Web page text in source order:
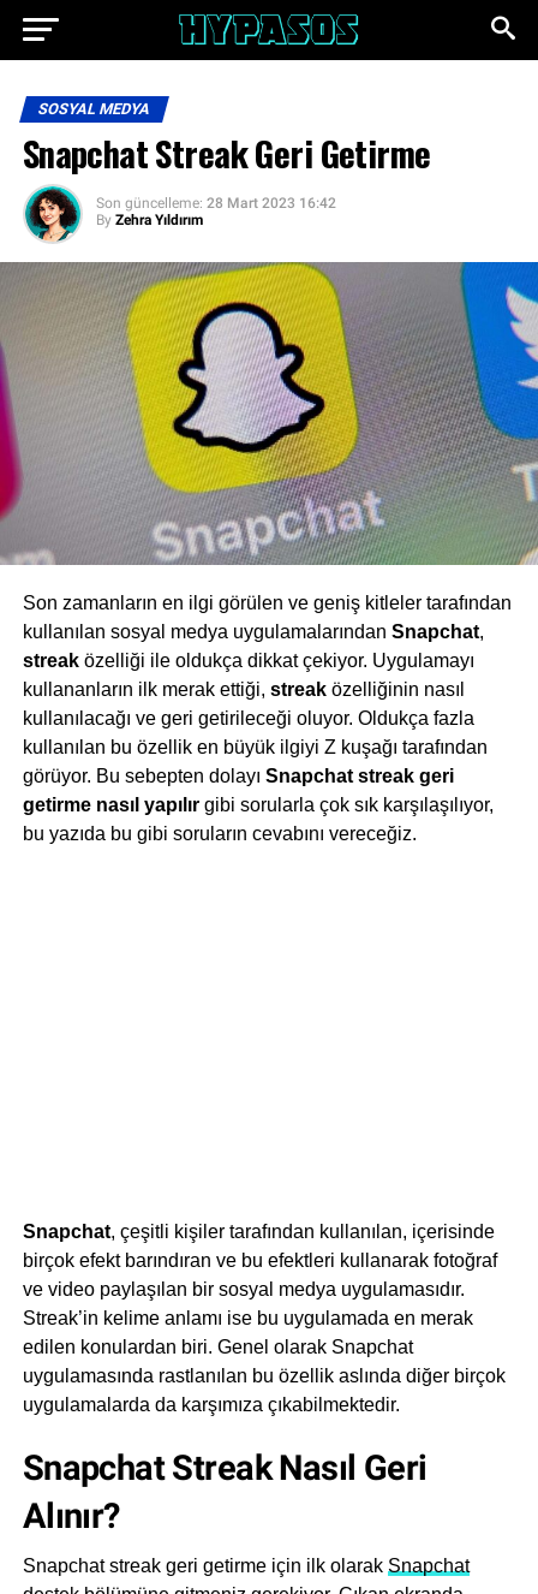
SOSYAL MEDYA
Snapchat Streak Geri Getirme
Son güncelleme: 28 Mart 2023 16:42
By Zehra Yıldırım
Son zamanların en ilgi görülen ve geniş kitleler tarafından
kullanılan sosyal medya uygulamalarından Snapchat,
streaközelliği ile oldukça dikkat çekiyor. Uygulamayı
kullananların ilk merak ettiği, streaközelliğinin nasıl
kullanılacağı ve geri getirileceği oluyor. Oldukça fazla
kullanılan bu özellik en büyük ilgiyi Z kuşağı tarafından
görüyor. Bu sebepten dolayı Snapchat streak geri
getirme nasıl yapılırgibi sorularla çok sık karşılaşılıyor,
bu yazıda bu gibi soruların cevabını vereceğiz.
Snapchat, çeşitli kişiler tarafından kullanılan, içerisinde
birçok efekt barındıran ve bu efektleri kullanarak fotoğraf
ve video paylaşılan bir sosyal medya uygulamasıdır.
Streak’in kelime anlamı ise bu uygulamada en merak
edilen konulardan biri. Genel olarak Snapchat
uygulamasında rastlanılan bu özellik aslında diğer birçok
uygulamalarda da karşımıza çıkabilmektedir.
Snapchat Streak Nasıl Geri
Alınır?
Snapchat streak geri getirme için ilk olarak Snapchat